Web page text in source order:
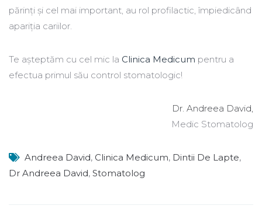
părinți și cel mai important, au rol profilactic, împiedicând
apariția cariilor.
Te așteptăm cu cel mic la Clinica Medicum pentru a
efectua primul său control stomatologic!
Dr. Andreea David,
Medic Stomatolog
Andreea David, Clinica Medicum, Dintii De Lapte,
Dr Andreea David, Stomatolog